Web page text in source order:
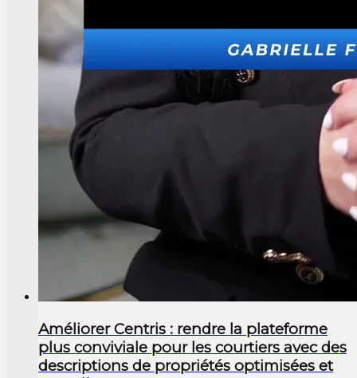
Améliorer Centris : rendre la plateforme
plus conviviale pour les courtiers avec des
descriptions de propriétés optimisées et